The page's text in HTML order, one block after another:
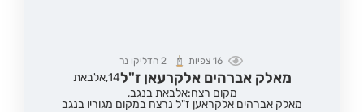
16צפיות 2 הדליקו נר
מאלק אברהים אלקרעאן ז"ל14,אלבאת
מקום רצח:אלבאת בנגב,
מאלק אברהים אלקראען ז"ל נרצח במקום מגוריו בנגב